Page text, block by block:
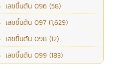
เลขขึ้นต้น 096 (58)
เลขขึ้นต้น 097 (1,629)
เลขขึ้นต้น 098 (12)
เลขขึ้นต้น 099 (183)